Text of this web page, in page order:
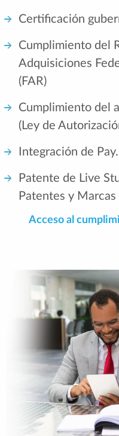
Certificación
Cumplimiento del
Adquisiciones
(FAR)
Cumplimiento del
(Ley de
Integración de
Patente de Live
Patentes y Marcas
Acceso al